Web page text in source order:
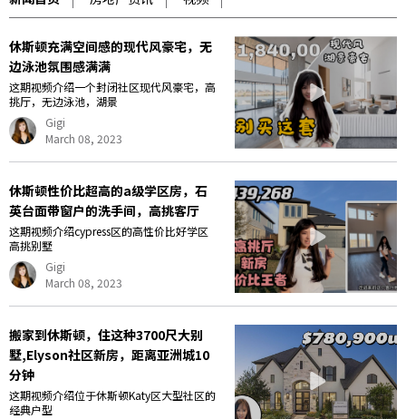
休斯顿充满空间感的现代风豪宅，无
边泳池氛围感满满
这期视频介绍一个封闭社区现代风豪宅，高
挑厅，无边泳池，湖景
Gigi
March 08, 2023
休斯顿性价比超高的a级学区房，石
英台面带窗户的洗手间，高挑客厅
这期视频介绍cypress区的高性价比好学区
高挑别墅
Gigi
March 08, 2023
搬家到休斯顿，住这种3700尺大别
墅,Elyson社区新房，距离亚洲城10
分钟
这期视频介绍位于休斯顿Katy区大型社区的
经典户型